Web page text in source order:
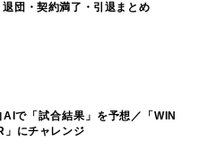
退団・契約満了・引退まとめ
AIで「試合結果」を予想／「WIN
」にチャレンジ